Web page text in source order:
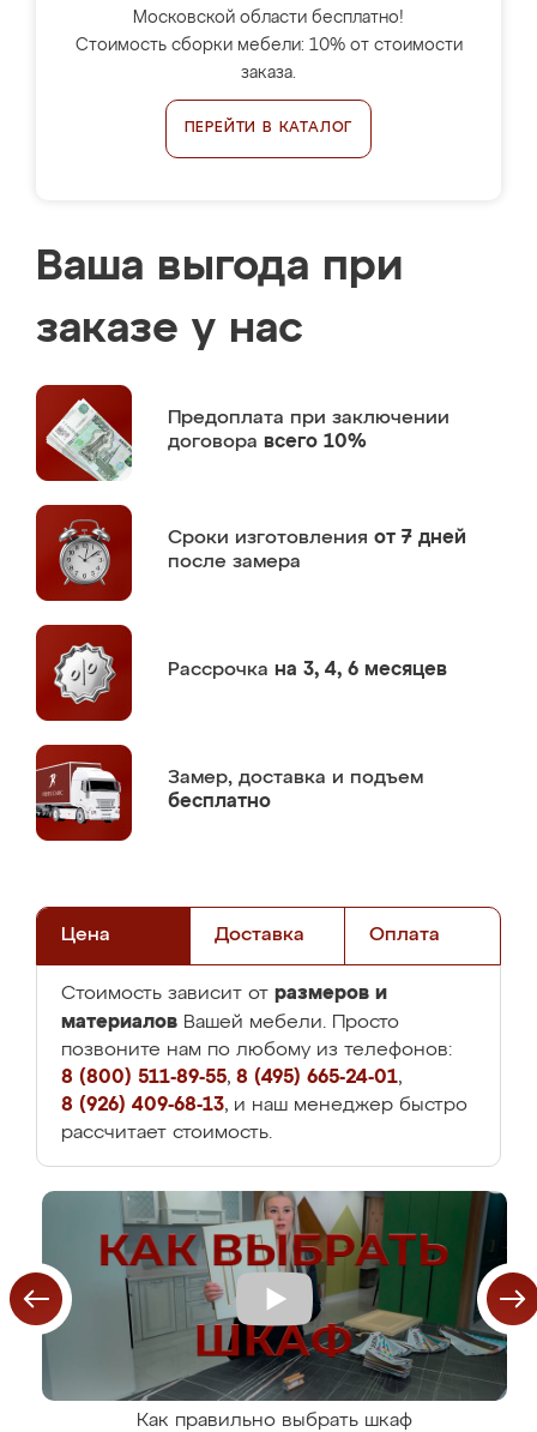
Московской области бесплатно!
Стоимость сборки мебели: 10% от стоимости
заказа.
ПЕРЕЙТИ В КАТАЛОГ
Ваша выгода при
заказе у нас
Предоплата при заключении
договора всего 10%
Сроки изготовления от 7 дней
после замера
Рассрочка на 3, 4, 6 месяцев
Замер, доставка и подъем
бесплатно
Цена Доставка Оплата
Стоимость зависит от размеров и
материалов Вашей мебели. Просто
позвоните нам по любому из телефонов:
8 (800) 511-89-55, 8 (495) 665-24-01,
8 (926) 409-68-13, и наш менеджер быстро
рассчитает стоимость.
Как правильно выбрать шкаф